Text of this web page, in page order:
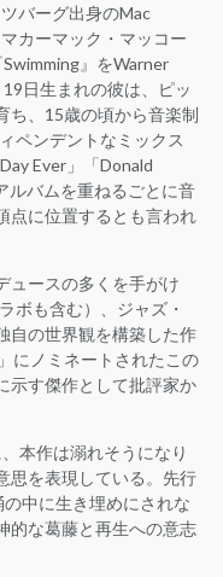
バーグ出身のMac
カーマック・マッコー
』をWarner
日生まれの彼は、ピッ
ち、15歳の頃から音楽制
ペンデントなミックス
Ever」「Donald
ルバムを重ねるごとに音
点に位置するとも言われ
ュースの多くを手がけ
ボも含む）、ジャズ・
自の世界観を構築した作
にノミネートされたこの
示す傑作として批評家か
本作は溺れそうになり
思を表現している。先行
中に生き埋めにされな
的な葛藤と再生への意志